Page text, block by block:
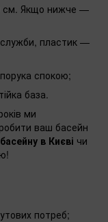
см. Якщо нижче —
пластик —
спокою;
база.
ми
ваш басейн
в Києві чи
потреб;